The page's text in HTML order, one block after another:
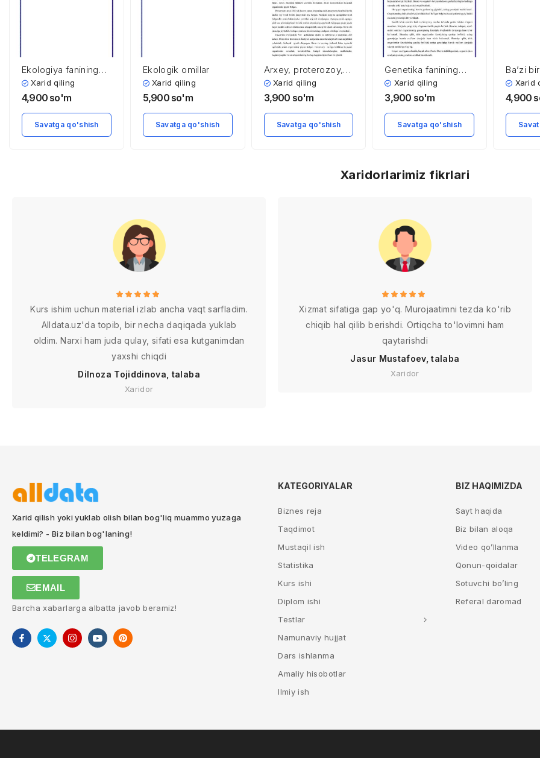
Ekologiya fanining
rivojlanishida O’rta
Osiyo olimlarining
Xarid qiling
4,900 so'm
Savatga qo'shish
Ekologik omillar
Xarid qiling
5,900 so'm
Savatga qo'shish
Arxey, proterozoy,
paleozoy, mezozoy,
kaynozoy eralari va
biologik jarayonlar
Xarid qiling
3,900 so'm
Savatga qo'shish
Genetika fanining
vazifasi, metodlari
Xarid qiling
3,900 so'm
Savatga qo'shish
Ba’zi
va
Xarid
4,900
Xaridorlarimiz fikrlari
Kurs ishim uchun material izlab ancha vaqt sarfladim.
Alldata.uz'da topib, bir necha daqiqada yuklab
oldim. Narxi ham juda qulay, sifati esa kutganimdan
yaxshi chiqdi
Dilnoza Tojiddinova, talaba
Xaridor
Xizmat sifatiga gap yo'q. Murojaatimni tezda ko'rib
chiqib hal qilib berishdi. Ortiqcha to'lovimni ham
qaytarishdi
Jasur Mustafoev, talaba
Xaridor
Xarid qilish yoki yuklab olish bilan bog'liq muammo yuzaga
keldimi? - Biz bilan bog'laning!
TELEGRAM
EMAIL
Barcha xabarlarga albatta javob beramiz!
KATEGORIYALAR
Biznes reja
Taqdimot
Mustaqil ish
Statistika
Kurs ishi
Diplom ishi
Testlar
Namunaviy hujjat
Dars ishlanma
Amaliy hisobotlar
Ilmiy ish
BIZ HAQIMIZDA
Sayt haqida
Biz bilan aloqa
Video qo’llanma
Qonun-qoidalar
Sotuvchi bo’ling
Referal daromad